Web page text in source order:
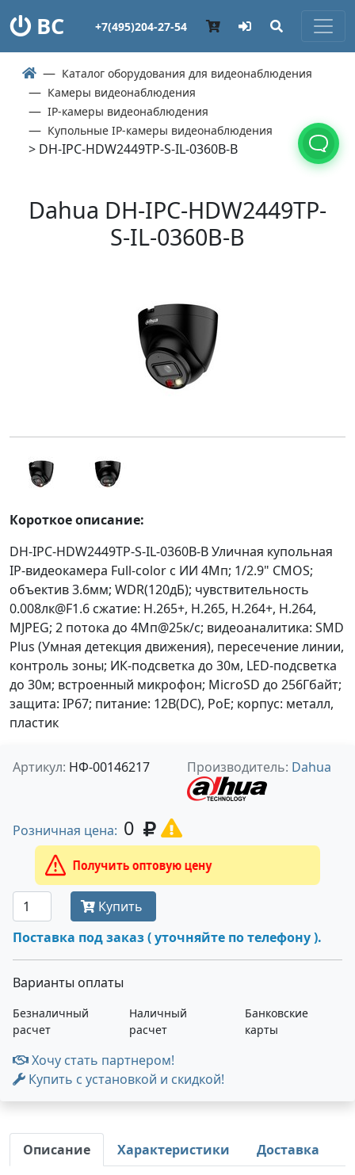
ВС +7(495)204-27-54
Каталог оборудования для видеонаблюдения
Камеры видеонаблюдения
IP-камеры видеонаблюдения
Купольные IP-камеры видеонаблюдения
> DH-IPC-HDW2449TP-S-IL-0360B-B
Dahua DH-IPC-HDW2449TP-
S-IL-0360B-B
Короткое описание:
DH-IPC-HDW2449TP-S-IL-0360B-B Уличная купольная
IP-видеокамера Full-color с ИИ 4Мп; 1/2.9" CMOS;
объектив 3.6мм; WDR(120дБ); чувствительность
0.008лк@F1.6 сжатие: H.265+, H.265, H.264+, H.264,
MJPEG; 2 потока до 4Мп@25к/с; видеоаналитика: SMD
Plus (Умная детекция движения), пересечение линии,
контроль зоны; ИК-подсветка до 30м, LED-подсветка
до 30м; встроенный микрофон; MicroSD до 256Гбайт;
защита: IP67; питание: 12В(DC), PoE; корпус: металл,
пластик
Артикул: НФ-00146217 Производитель: Dahua
Розничная цена: 0
Получить оптовую цену
Купить
Поставка под заказ ( уточняйте по телефону ).
Варианты оплаты
Безналичный
расчет
Наличный
расчет
Банковские
карты
Хочу стать партнером!
Купить с установкой и скидкой!
Описание Характеристики Доставка